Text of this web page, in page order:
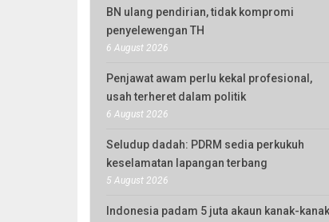
BN ulang pendirian, tidak kompromi
penyelewengan TH
6 August 2026
Penjawat awam perlu kekal profesional,
usah terheret dalam politik
6 August 2026
Seludup dadah: PDRM sedia perkukuh
keselamatan lapangan terbang
5 August 2026
Indonesia padam 5 juta akaun kanak-kanak